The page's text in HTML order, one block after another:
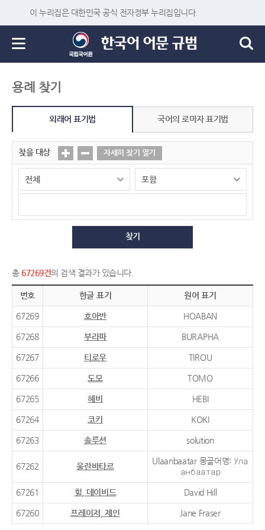
이 누리집은 대한민국 공식 전자정부 누리집입니다.
용례 찾기
외래어 표기법 국어의 로마자 표기법
찾을 대상 자세히 찾기 열기
찾기
총 67269건의 검색 결과가 있습니다.
번호 한글 표기 원어 표기
67269 호아반 HOABAN
67268 부라파 BURAPHA
67267 티로우 TIROU
67266 도모 TOMO
67265 헤비 HEBI
67264 코키 KOKI
67263 솔루션 solution
67262 울란바타르
Ulaanbaatar 몽골어명: Ула
анбаатар
67261 힐, 데이비드 David Hill
67260 프레이저, 제인 Jane Fraser